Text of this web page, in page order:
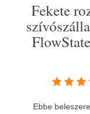
Fekete
Ebbe